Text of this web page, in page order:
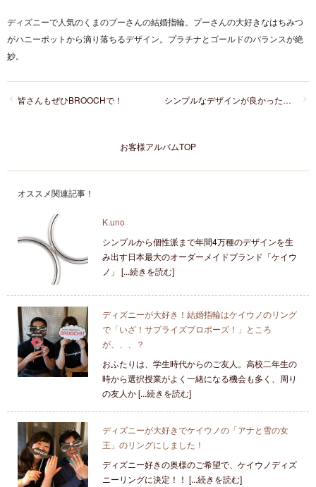
ディズニーで人気のくまのプーさんの結婚指輪。プーさんの大好きなはちみつ
がハニーポットから滴り落ちるデザイン。プラチナとゴールドのバランスが絶
妙。
シンプルなデザインが良かったです♪
皆さんもぜひBROOCHで！
お客様アルバムTOP
オススメ関連記事！
K.uno
シンプルから個性派まで年間4万種のデザインを生
み出す日本最大のオーダーメイドブランド「ケイウ
ノ」 [...続きを読む]
ディズニーが大好き！結婚指輪はケイウノのリング
で「いざ！サプライズプロポーズ！」ところ
が、、、？
おふたりは、学生時代からのご友人。高校二年生の
時から選択授業がよく一緒になる機会も多く、周り
の友人か [...続きを読む]
ディズニーが大好きでケイウノの「アナと雪の女
王」のリングにしました！
ディズニー好きの奥様のご希望で、ケイウノディズ
ニーリングに決定！！ [...続きを読む]